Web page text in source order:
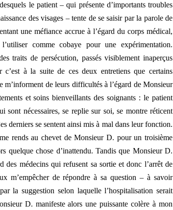
le patient – qui présente d’importants troubles
des visages – tente de se saisir par la parole de
une méfiance accrue à l’égard du corps médical,
comme cobaye pour une expérimentation.
traits de persécution, passés visiblement inaperçus
c’est à la suite de ces deux entretiens que certains
m’informent de leurs difficultés à l’égard de Monsieur
et soins bienveillants des soignants : le patient
sont nécessaires, se replie sur soi, se montre réticent
derniers se sentent ainsi mis à mal dans leur fonction.
rends au chevet de Monsieur D. pour un troisième
quelque chose d’inattendu. Tandis que Monsieur D.
des médecins qui refusent sa sortie et donc l’arrêt de
m’empêcher de répondre à sa question – à savoir
la suggestion selon laquelle l’hospitalisation serait
D. manifeste alors une puissante colère à mon